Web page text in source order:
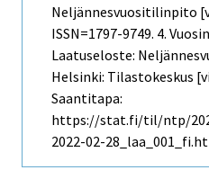
Neljännesvuositilinpito
ISSN=1797-9749. 4.
Laatuseloste:
Helsinki: Tilastokeskus
Saantitapa:
https://stat.fi/til/ntp/
2022-02-